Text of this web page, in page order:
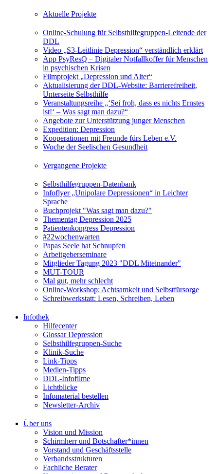
Aktuelle Projekte
Online-Schulung für Selbsthilfegruppen-Leitende der
DDL
Video „S3-Leitlinie Depression“ verständlich erklärt
App PsyResQ – Digitaler Notfallkoffer für Menschen
in psychischen Krisen
Filmprojekt „Depression und Alter“
Aktualisierung der DDL-Website: Barrierefreiheit,
Unterseite Selbsthilfe
Veranstaltungsreihe „‘Sei froh, dass es nichts Ernstes
ist!‘ – Was sagt man dazu?“
Angebote zur Unterstützung junger Menschen
Expedition: Depression
Kooperationen mit Freunde fürs Leben e.V.
Woche der Seelischen Gesundheit
Vergangene Projekte
Selbsthilfegruppen-Datenbank
Infoflyer „Unipolare Depressionen“ in Leichter
Sprache
Buchprojekt "Was sagt man dazu?"
Thementag Depression 2025
Patientenkongress Depression
#22wochenwarten
Papas Seele hat Schnupfen
Arbeitgeberseminare
Mitglieder Tagung 2023 "DDL Miteinander"
MUT-TOUR
Mal gut, mehr schlecht
Online-Workshop: Achtsamkeit und Selbstfürsorge
Schreibwerkstatt: Lesen, Schreiben, Leben
Infothek
Hilfecenter
Glossar Depression
Selbsthilfegruppen-Suche
Klinik-Suche
Link-Tipps
Medien-Tipps
DDL-Infofilme
Lichtblicke
Infomaterial bestellen
Newsletter-Archiv
Über uns
Vision und Mission
Schirmherr und Botschafter*innen
Vorstand und Geschäftsstelle
Verbandsstrukturen
Fachliche Berater